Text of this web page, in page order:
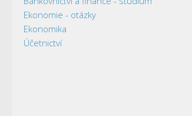
Ekonomie - otázky
Ekonomika
Účetnictví